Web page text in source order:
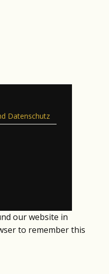
Datenschutz
our website in
to remember this